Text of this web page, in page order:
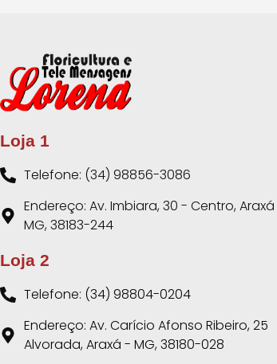
Loja 1
Telefone: (34) 98856-3086
Endereço: Av. Imbiara, 30 - Centro, Araxá
MG, 38183-244
Loja 2
Telefone: (34) 98804-0204
Endereço: Av. Carício Afonso Ribeiro, 25
Alvorada, Araxá - MG, 38180-028